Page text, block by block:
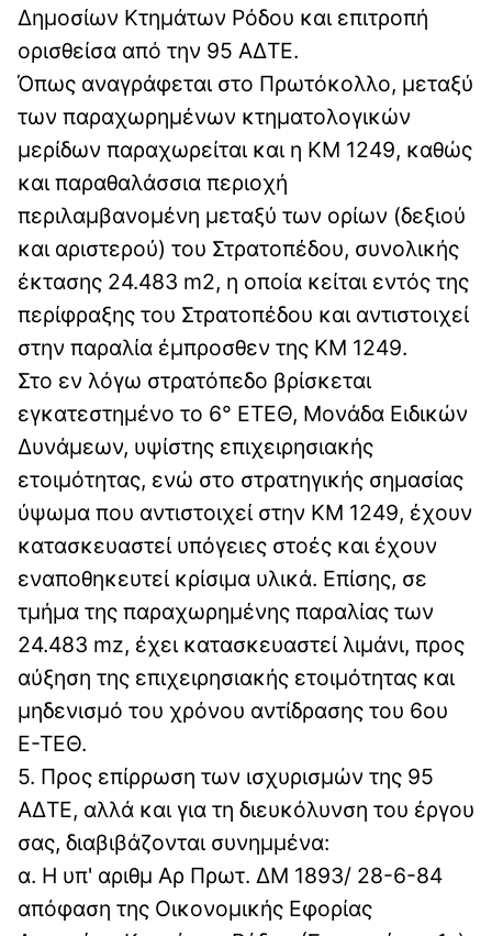
Δημοσίων Κτημάτων Ρόδου και επιτροπή
ορισθείσα από την 95 ΑΔΤΕ.
Όπως αναγράφεται στο Πρωτόκολλο, μεταξύ
των παραχωρημένων κτηματολογικών
μερίδων παραχωρείται και η KM 1249, καθώς
και παραθαλάσσια περιοχή
περιλαμβανομένη μεταξύ των ορίων (δεξιού
και αριστερού) του Στρατοπέδου, συνολικής
έκτασης 24.483 m2, η οποία κείται εντός της
περίφραξης του Στρατοπέδου και αντιστοιχεί
στην παραλία έμπροσθεν της KM 1249.
Στο εν λόγω στρατόπεδο βρίσκεται
εγκατεστημένο το 6° ΕΤΕΘ, Μονάδα Ειδικών
Δυνάμεων, υψίστης επιχειρησιακής
ετοιμότητας, ενώ στο στρατηγικής σημασίας
ύψωμα που αντιστοιχεί στην KM 1249, έχουν
κατασκευαστεί υπόγειες στοές και έχουν
εναποθηκευτεί κρίσιμα υλικά. Επίσης, σε
τμήμα της παραχωρημένης παραλίας των
24.483 mz, έχει κατασκευαστεί λιμάνι, προς
αύξηση της επιχειρησιακής ετοιμότητας και
μηδενισμό του χρόνου αντίδρασης του 6ου
Ε-ΤΕΘ.
5. Προς επίρρωση των ισχυρισμών της 95
ΑΔΤΕ, αλλά και για τη διευκόλυνση του έργου
σας, διαβιβάζονται συνημμένα:
α. Η υπ' αριθμ Αρ Πρωτ. ΔΜ 1893/ 28-6-84
απόφαση της Οικονομικής Εφορίας